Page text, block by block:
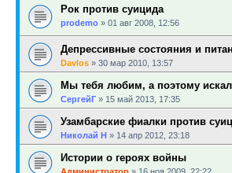
Рок против суицида
prodemo » 01 авг 2008, 12:56
Депрессивные состояния и
Davlos » 30 мар 2010, 13:57
Мы тебя любим, а поэтому
СергейГ » 15 май 2013, 17:35
Узамбарские фиалки против
Николай Н » 14 апр 2012, 23:18
Истории о героях войны